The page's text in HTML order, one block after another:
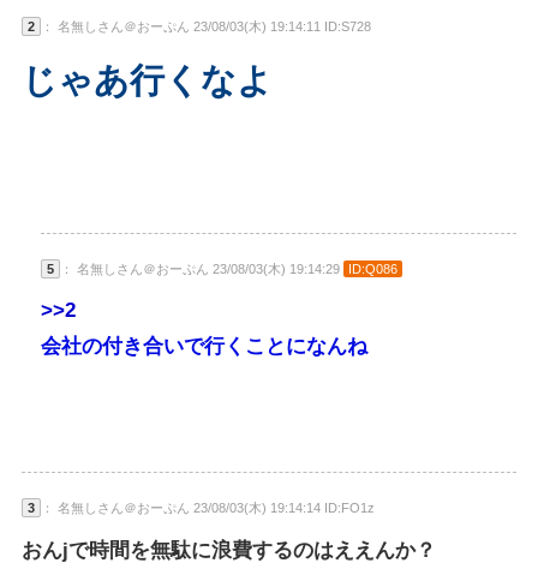
2 ： 名無しさん＠おーぷん 23/08/03(木) 19:14:11 ID:S728
じゃあ行くなよ
5 ： 名無しさん＠おーぷん 23/08/03(木) 19:14:29 ID:Q086
>>2
会社の付き合いで行くことになんね
3 ： 名無しさん＠おーぷん 23/08/03(木) 19:14:14 ID:FO1z
おんjで時間を無駄に浪費するのはええんか？